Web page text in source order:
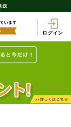
送
ログイン